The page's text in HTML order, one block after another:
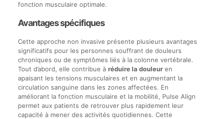
fonction musculaire optimale.
Avantages spécifiques
Cette approche non invasive présente plusieurs avantages
significatifs pour les personnes souffrant de douleurs
chroniques ou de symptômes liés à la colonne vertébrale.
Tout d’abord, elle contribue à réduire la douleuren
apaisant les tensions musculaires et en augmentant la
circulation sanguine dans les zones affectées. En
améliorant la fonction musculaire et la mobilité, Pulse Align
permet aux patients de retrouver plus rapidement leur
capacité à mener des activités quotidiennes. Cette